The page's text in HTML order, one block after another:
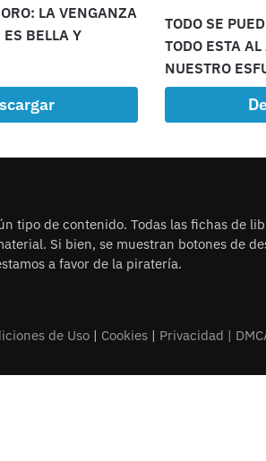
LA VENGANZA
BELLA Y
TODO SE
TODO ESTA
NUESTRO
tipo de contenido. Todas las fichas de
Si bien, se muestran botones de
a favor de la piratería.
de Uso| Cookies| Privacidad |